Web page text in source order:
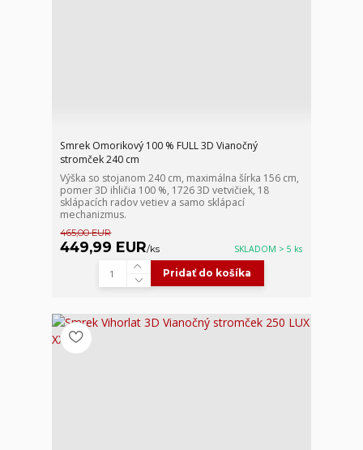
Smrek Omorikový 100 % FULL 3D Vianočný
stromček 240 cm
Výška so stojanom 240 cm, maximálna šírka 156 cm,
pomer 3D ihličia 100 %, 1726 3D vetvičiek, 18
sklápacích radov vetiev a samo sklápací
mechanizmus.
465,00 EUR
449,99 EUR/ks SKLADOM > 5 ks
Pridať do košíka